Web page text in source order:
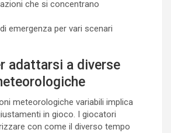
che si concentrano
emergenza per vari scenari
adattarsi a diverse
meteorologiche variabili implica
in gioco. I giocatori
con come il diverso tempo